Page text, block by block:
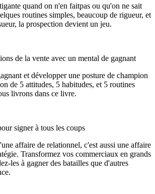
quand on n'en faitpas ou qu'on ne sait
routines simples, beaucoup de rigueur, et
la prospection devient un jeu.
de la vente avec un mental de gagnant
et développer une posture de champion
de 5 attitudes, 5 habitudes, et 5 routines
livrons dans ce livre.
signer à tous les coups
affaire de relationnel, c'est aussi une affaire
Transformez vos commerciaux en grands
les à gagner des batailles que d'autres